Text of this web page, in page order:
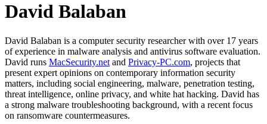
David Balaban
David Balaban is a computer security researcher with over 17 years
of experience in malware analysis and antivirus software evaluation.
David runs MacSecurity.net and Privacy-PC.com, projects that
present expert opinions on contemporary information security
matters, including social engineering, malware, penetration testing,
threat intelligence, online privacy, and white hat hacking. David has
a strong malware troubleshooting background, with a recent focus
on ransomware countermeasures.